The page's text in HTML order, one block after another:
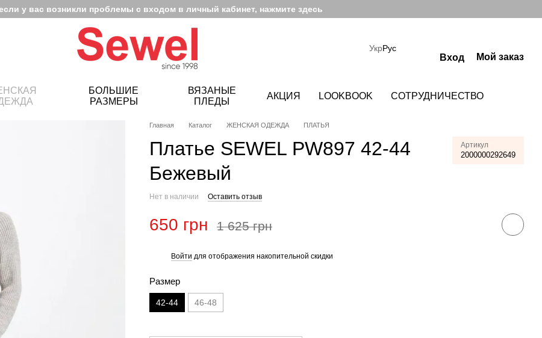
у вас возникли проблемы с входом в личный кабинет, нажмите здесь
УкрРус
Вход Мой заказ
БОЛЬШИЕ
РАЗМЕРЫ
ВЯЗАНЫЕ
ПЛЕДЫ
АКЦИЯ LOOKBOOK СОТРУДНИЧЕСТВО
Главная Каталог ЖЕНСКАЯ ОДЕЖДА ПЛАТЬЯ
Платье SEWEL PW897 42-44
Бежевый
Артикул
2000000292649
Нет в наличии Оставить отзыв
650 грн 1 625 грн
Войти для отображения накопительной скидки
Размер
42-44 46-48